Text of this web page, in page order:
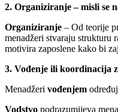
2. Organiziranje – misli se
Organiziranje – Od teorije
menadžeri stvaraju strukturu
motivira zaposlene kako bi
3. Vođenje ili koordinacija
Menadžeri vođenjem
Vodstvo podrazumijeva